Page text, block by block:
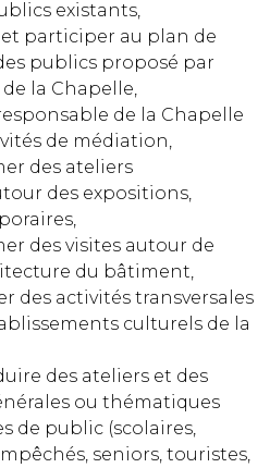
existants,
participer au plan de
publics proposé par
la Chapelle,
de la Chapelle
de médiation,
des ateliers
des expositions,
des visites autour de
du bâtiment,
des activités transversales
culturels de la
des ateliers et des
ou thématiques
de public (scolaires,
seniors, touristes,